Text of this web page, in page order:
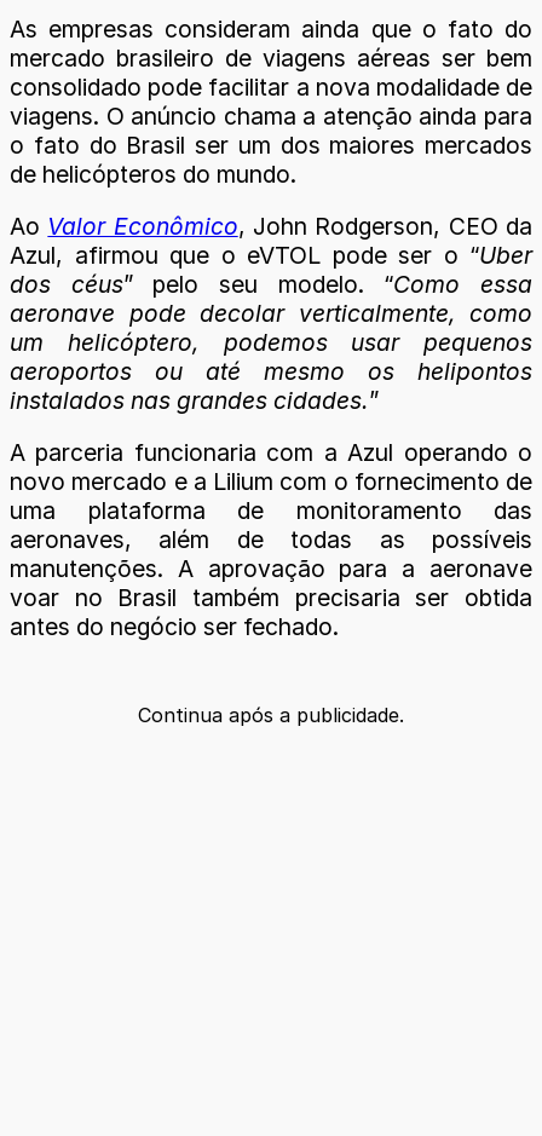
As empresas consideram ainda que o fato do
mercado brasileiro de viagens aéreas ser bem
consolidado pode facilitar a nova modalidade de
viagens. O anúncio chama a atenção ainda para
o fato do Brasil ser um dos maiores mercados
de helicópteros do mundo.
Ao Valor Econômico, John Rodgerson, CEO da
Azul, afirmou que o eVTOL pode ser o “Uber
dos céus” pelo seu modelo. “Como essa
aeronave pode decolar verticalmente, como
um helicóptero, podemos usar pequenos
aeroportos ou até mesmo os helipontos
instalados nas grandes cidades.”
A parceria funcionaria com a Azul operando o
novo mercado e a Lilium com o fornecimento de
uma plataforma de monitoramento das
aeronaves, além de todas as possíveis
manutenções. A aprovação para a aeronave
voar no Brasil também precisaria ser obtida
antes do negócio ser fechado.
Continua após a publicidade.